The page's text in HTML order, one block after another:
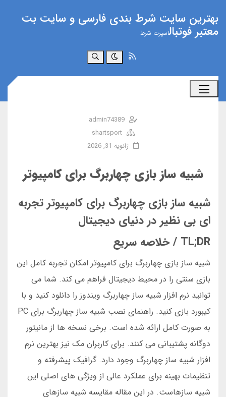
بهترین سایت شرط بندی فارسی و سایت بت
معتبر فوتبالاسپرت شرط
جستجو
admin74389
shartsport
ژانویه 31, 2026
شبیه‌ ساز بازی چهاربرگ برای کامپیوتر
شبیه ساز بازی چهاربرگ برای کامپیوتر تجربه
ای بی نظیر در دنیای دیجیتال
TL;DR / خلاصه سریع
شبیه ساز بازی چهاربرگ برای کامپیوتر امکان تجربه کامل این
بازی سنتی را در محیط دیجیتال فراهم می کند. شما می
توانید نرم افزار شبیه ساز چهاربرگ ویندوز را دانلود کنید و با
کیبورد بازی کنید. راهنمای نصب شبیه ساز چهاربرگ برای PC
به صورت کامل ارائه شده است. برخی نسخه ها از مانیتور
دوگانه پشتیبانی می کنند. برای کاربران مک نیز بهترین نرم
افزار شبیه ساز چهاربرگ وجود دارد. گرافیک پیشرفته و
تنظیمات بهینه برای عملکرد عالی از ویژگی های اصلی این
شبیه سازهاست. در این مقاله مقایسه شبیه سازهای